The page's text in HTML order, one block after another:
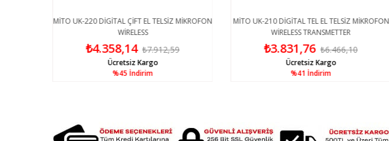
MİTO UK-220 DİGİTAL ÇİFT EL TELSİZ MİKROFON
WİRELESS
₺4.358,14 ₺7.912,59
%45 İndirim
Ücretsiz Kargo
MİTO UK-210 DİGİTAL TEL EL TELSİZ MİKROFON
WİRELESS TRANSMETTER
₺3.831,76 ₺6.466,10
%41 İndirim
Ücretsiz Kargo